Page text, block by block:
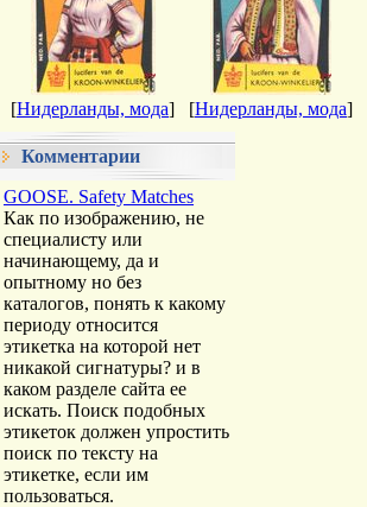
[Нидерланды, мода] [Нидерланды, мода]
Комментарии
GOOSE. Safety Matches
Как по изображению, не
специалисту или
начинающему, да и
опытному но без
каталогов, понять к какому
периоду относится
этикетка на которой нет
никакой сигнатуры? и в
каком разделе сайта ее
искать. Поиск подобных
этикеток должен упростить
поиск по тексту на
этикетке, если им
пользоваться.